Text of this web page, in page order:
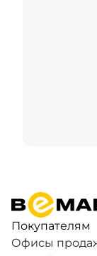
Покупателям
Офисы